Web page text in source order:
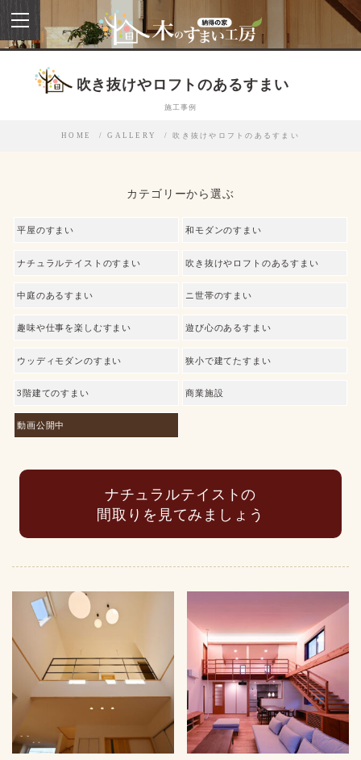
toggle
navigation
吹き抜けやロフトのあるすまい
施工事例
HOME GALLERY 吹き抜けやロフトのあるすまい
カテゴリーから選ぶ
平屋のすまい 和モダンのすまい
ナチュラルテイストのすまい 吹き抜けやロフトのあるすまい
中庭のあるすまい ニ世帯のすまい
趣味や仕事を楽しむすまい 遊び心のあるすまい
ウッディモダンのすまい 狭小で建てたすまい
3階建てのすまい 商業施設
動画公開中
ナチュラルテイストの
間取りを見てみましょう